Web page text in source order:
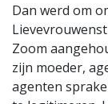
Dan werd om
Zoom
zijn moeder,
agenten